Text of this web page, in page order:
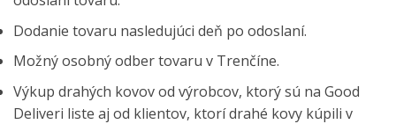
Dodanie tovaru nasledujúci deň po odoslaní.
Možný osobný odber tovaru v Trenčíne.
Výkup drahých kovov od výrobcov, ktorý sú na Good
Deliveri liste aj od klientov, ktorí drahé kovy kúpili v